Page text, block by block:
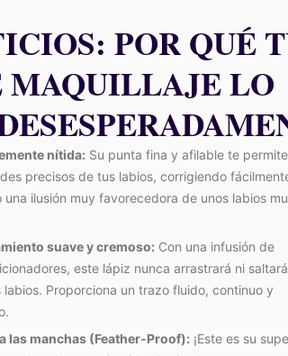
POR QUÉ
MAQUILLAJE LO
nítida: Su punta fina y afilable te
precisos de tus labios, corrigiendo
ilusión muy favorecedora de unos labios
suave y cremoso: Con una infusión de
este lápiz nunca arrastrará ni
Proporciona un trazo fluido, continuo y
las manchas (Feather-Proof): ¡Este es su